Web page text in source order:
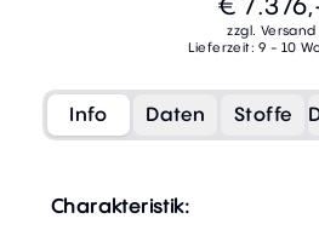
zzgl. Versand
Lieferzeit: 9 - 10
Info Daten Stoffe
Charakteristik: